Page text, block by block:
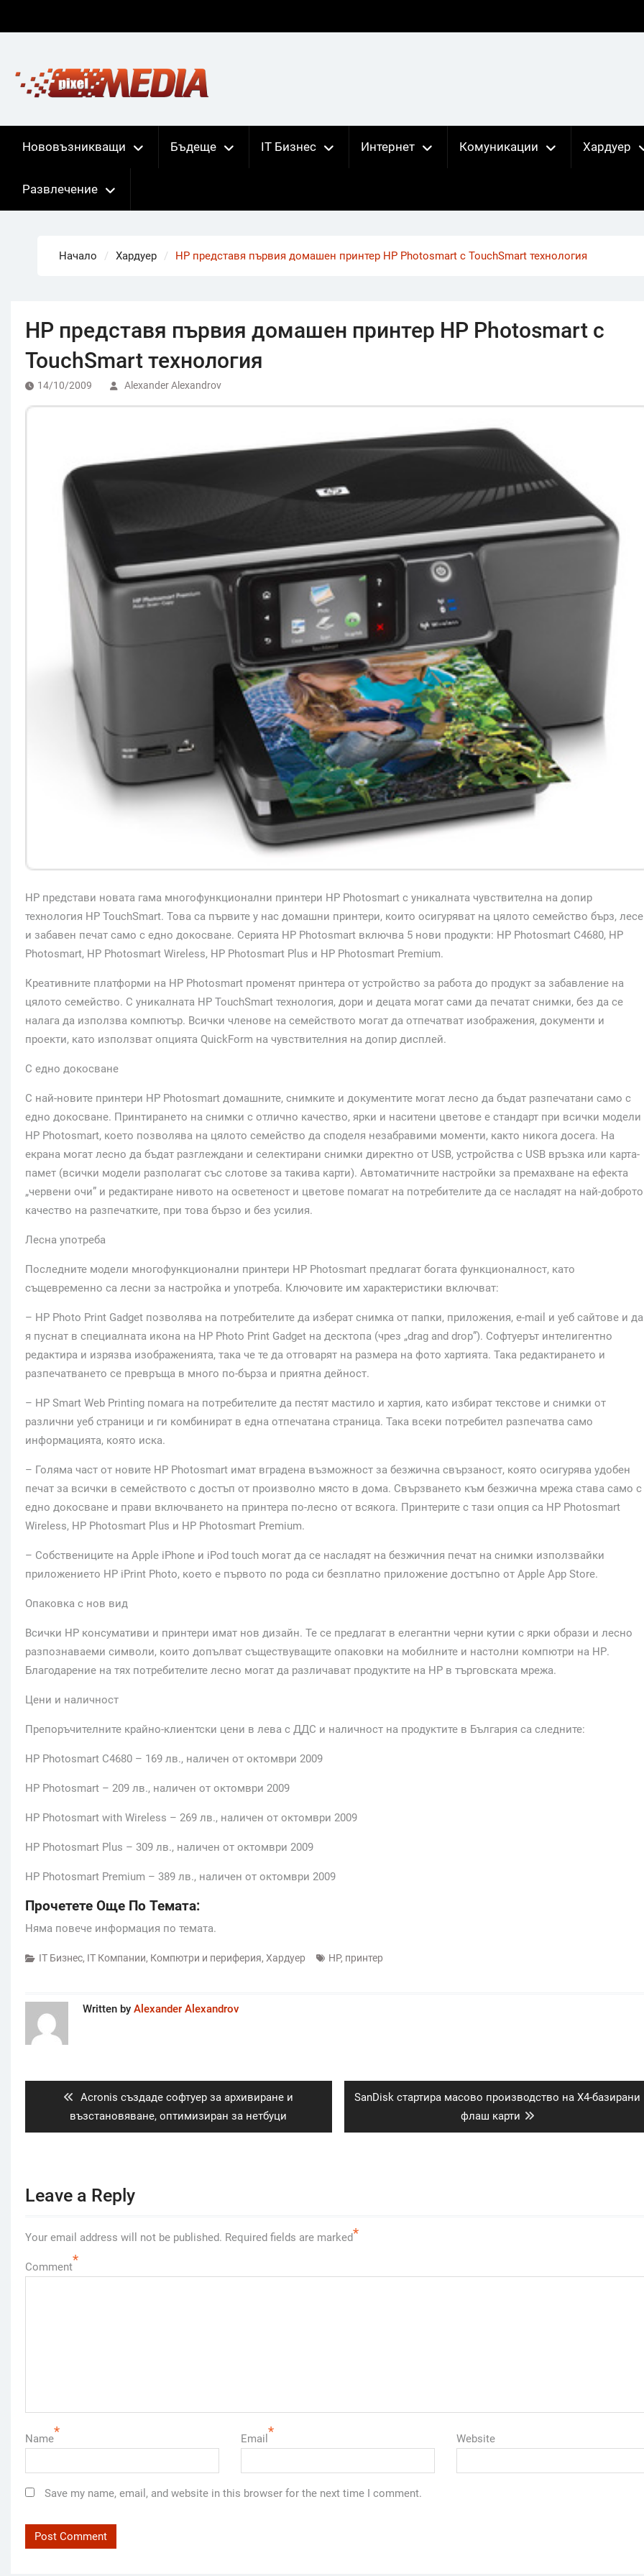
Нововъзникващи Бъдеще IT Бизнес Интернет Комуникации Хардуер
Развлечение
Начало Хардуер HP представя първия домашен принтер HP Photosmart с ТоuchSmart технология
HP представя първия домашен принтер HP Photosmart с
ТоuchSmart технология
14/10/2009 Alexander Alexandrov
HP представи новата гама многофункционални принтери HP Photosmart с уникалната чувствителна на допир
технология HP TouchSmart. Това са първите у нас домашни принтери, които осигуряват на цялото семейство бърз,
и забавен печат само с едно докосване. Серията HP Photosmart включва 5 нови продукти: HP Photosmart C4680, HP
Photosmart, HP Photosmart Wireless, HP Photosmart Plus и HP Photosmart Premium.
Креативните платформи на HP Photosmart променят принтера от устройство за работа до продукт за забавление на
цялото семейство. С уникалната HP TouchSmart технология, дори и децата могат сами да печатат снимки, без да се
налага да използва компютър. Всички членове на семейството могат да отпечатват изображения, документи и
проекти, като използват опцията QuickForm на чувствителния на допир дисплей.
С едно докосване
С най-новите принтери HP Photosmart домашните, снимките и документите могат лесно да бъдат разпечатани само с
едно докосване. Принтирането на снимки с отлично качество, ярки и наситени цветове е стандарт при всички модели
HP Photosmart, което позволява на цялото семейство да споделя незабравими моменти, както никога досега. На
екрана могат лесно да бъдат разглеждани и селектирани снимки директно от USB, устройства с USB връзка или карта-
памет (всички модели разполагат със слотове за такива карти). Автоматичните настройки за премахване на ефекта
„червени очи” и редактиране нивото на осветеност и цветове помагат на потребителите да се насладят на най-доброто
качество на разпечатките, при това бързо и без усилия.
Лесна употреба
Последните модели многофункционални принтери HP Photosmart предлагат богата функционалност, като
същевременно са лесни за настройка и употреба. Ключовите им характеристики включват:
– HP Photo Print Gadget позволява на потребителите да изберат снимка от папки, приложения, е-mail и уеб сайтове и да
я пуснат в специалната икона на HP Photo Print Gadget на десктопа (чрез „drag and drop”). Софтуерът интелигентно
редактира и изрязва изображенията, така че те да отговарят на размера на фото хартията. Така редактирането и
разпечатването се превръща в много по-бърза и приятна дейност.
– HP Smart Web Printing помага на потребителите да пестят мастило и хартия, като избират текстове и снимки от
различни уеб страници и ги комбинират в една отпечатана страница. Така всеки потребител разпечатва само
информацията, която иска.
– Голяма част от новите HP Photosmart имат вградена възможност за безжична свързаност, която осигурява удобен
печат за всички в семейството с достъп от произволно място в дома. Свързването към безжична мрежа става само с
едно докосване и прави включването на принтера по-лесно от всякога. Принтерите с тази опция са HP Photosmart
Wireless, HP Photosmart Plus и HP Photosmart Premium.
– Собствениците на Apple iPhone и iPod touch могат да се насладят на безжичния печат на снимки използвайки
приложението HP iPrint Photo, което е първото по рода си безплатно приложение достъпно от Apple App Store.
Опаковка с нов вид
Всички НР консумативи и принтери имат нов дизайн. Те се предлагат в елегантни черни кутии с ярки образи и лесно
разпознаваеми символи, които допълват съществуващите опаковки на мобилните и настолни компютри на НР.
Благодарение на тях потребителите лесно могат да различават продуктите на НР в търговската мрежа.
Цени и наличност
Препоръчителните крайно-клиентски цени в лева с ДДС и наличност на продуктите в България са следните:
HP Photosmart C4680 – 169 лв., наличен от октомври 2009
HP Photosmart – 209 лв., наличен от октомври 2009
HP Photosmart with Wireless – 269 лв., наличен от октомври 2009
HP Photosmart Plus – 309 лв., наличен от октомври 2009
HP Photosmart Premium – 389 лв., наличен от октомври 2009
Прочетете Още По Темата:
Няма повече информация по темата.
IT Бизнес, IT Компании, Компютри и периферия, Хардуер HP, принтер
Written by Alexander Alexandrov
Previous
post:
Acronis създаде софтуер за архивиране и
възстановяване, оптимизиран за нетбуци
Next
SanDisk стартира масово производство на X4-базирани
флаш карти
Leave a Reply
Your email address will not be published. Required fields are marked*
Comment*
Name* Email * Website
Save my name, email, and website in this browser for the next time I comment.